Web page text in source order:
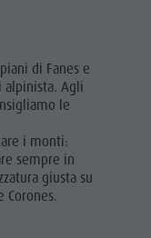
di Fanes e
alpinista. Agli
le
i monti:
sempre in
giusta su
Corones.